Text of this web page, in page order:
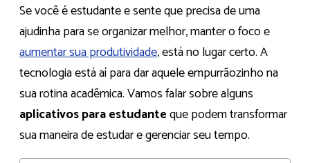
Se você é estudante e sente que precisa de uma
ajudinha para se organizar melhor, manter o foco e
aumentar sua produtividade, está no lugar certo. A
tecnologia está aí para dar aquele empurrãozinho na
sua rotina acadêmica. Vamos falar sobre alguns
aplicativos para estudanteque podem transformar
sua maneira de estudar e gerenciar seu tempo.​